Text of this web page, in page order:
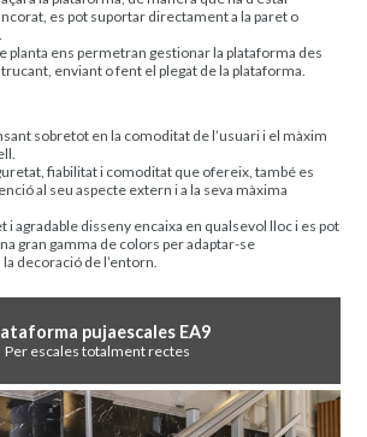
es pot suportar directament a la paret o
planta ens permetran gestionar la plataforma des
enviant o fent el plegat de la plataforma.
sobretot en la comoditat de l’usuari i el màxim
fiabilitat i comoditat que ofereix, també es
al seu aspecte extern i a la seva màxima
i agradable disseny encaixa en qualsevol lloc i es pot
gran gamma de colors per adaptar-se
decoració de l’entorn.
pujaescales EA9
Per escales totalment rectes